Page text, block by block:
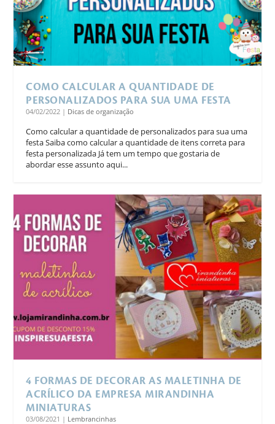
COMO CALCULAR A QUANTIDADE DE
PERSONALIZADOS PARA SUA UMA FESTA
04/02/2022 | Dicas de organização
Como calcular a quantidade de personalizados para sua uma
festa Saiba como calcular a quantidade de itens correta para
festa personalizada Já tem um tempo que gostaria de
abordar esse assunto aqui...
4 FORMAS DE DECORAR AS MALETINHA DE
ACRÍLICO DA EMPRESA MIRANDINHA
MINIATURAS
03/08/2021 | Lembrancinhas